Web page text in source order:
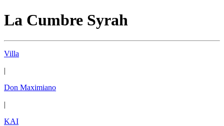
La Cumbre Syrah
Villa
|
Don Maximiano
|
KAI